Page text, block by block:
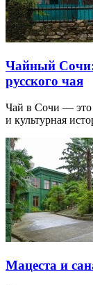
Чайный
русского чая
Чай в Сочи — это
и культурная
Мацеста и